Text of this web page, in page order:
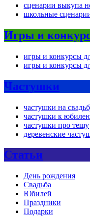
сценарии выкупа
школьные
Игры и
игры и конкурсы
игры и конкурсы
Частушки
частушки на
частушки к
частушки про тещу
деревенские
Статьи
День рождения
Свадьба
Юбилей
Праздники
Подарки